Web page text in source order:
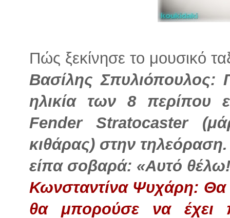
Πώς ξεκίνησε το μουσικό
Βασίλης Σπυλιόπουλος:
ηλικία των 8 περίπου
Fender Stratocaster
κιθάρας) στην
είπα σοβαρά: «Αυτό
Κωνσταντίνα Ψυχάρη: Θα
θα μπορούσε να έχει